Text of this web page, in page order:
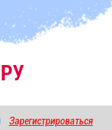
РУ
Зарегистрироваться